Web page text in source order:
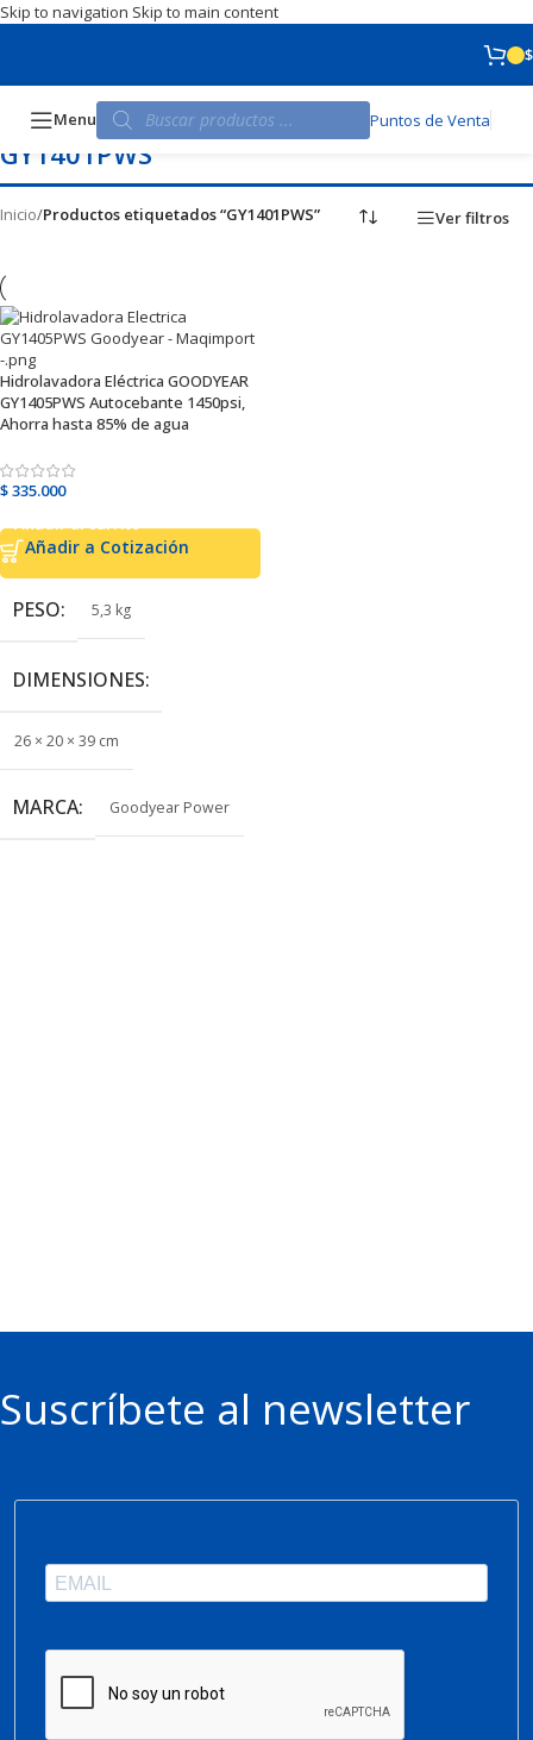
Skip to navigation Skip to main content
$
Menu Puntos de Venta
GY1401PWS
Inicio/Productos etiquetados “GY1401PWS” Ver filtros
Hidrolavadora Eléctrica GOODYEAR
GY1405PWS Autocebante 1450psi,
Ahorra hasta 85% de agua
$335.000
Añadir al carrito
Añadir a Cotización
PESO 5,3 kg
DIMENSIONES
26 × 20 × 39 cm
MARCA Goodyear Power
Suscríbete al newsletter